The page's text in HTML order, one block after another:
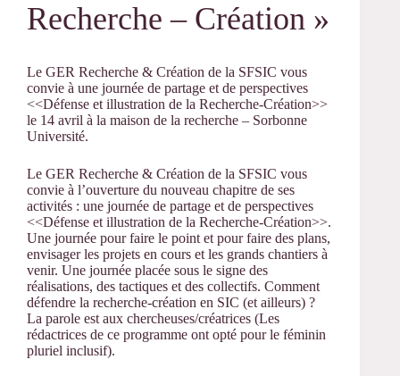
Recherche – Création »
Le GER Recherche & Création de la SFSIC vous
convie à une journée de partage et de perspectives
<<Défense et illustration de la Recherche-Création>>
le 14 avril à la maison de la recherche – Sorbonne
Université.
Le GER Recherche & Création de la SFSIC vous
convie à l’ouverture du nouveau chapitre de ses
activités : une journée de partage et de perspectives
<<Défense et illustration de la Recherche-Création>>.
Une journée pour faire le point et pour faire des plans,
envisager les projets en cours et les grands chantiers à
venir. Une journée placée sous le signe des
réalisations, des tactiques et des collectifs. Comment
défendre la recherche-création en SIC (et ailleurs) ?
La parole est aux chercheuses/créatrices (Les
rédactrices de ce programme ont opté pour le féminin
pluriel inclusif).